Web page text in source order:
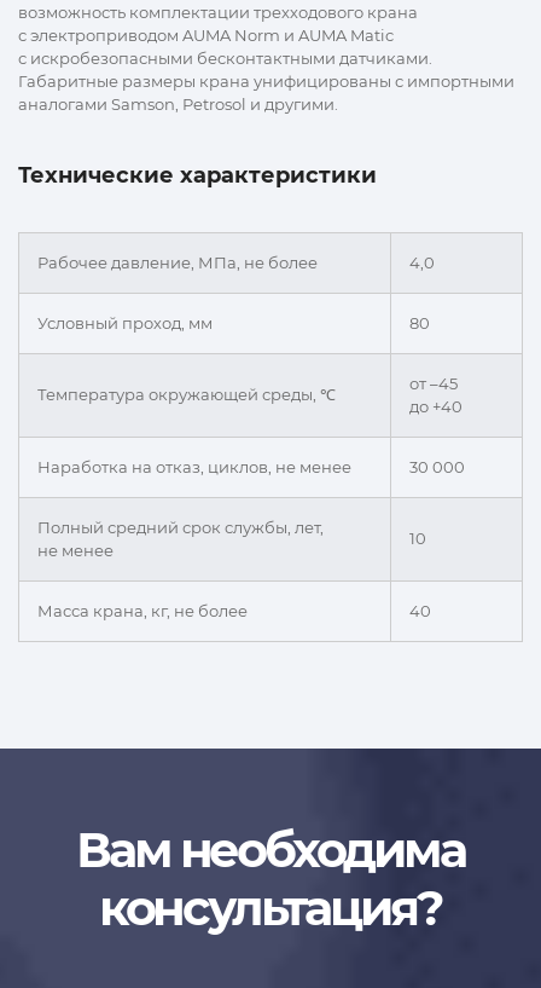
возможность комплектации трехходового крана
с электроприводом AUMA Norm и AUMA Matic
с искробезопасными бесконтактными датчиками.
Габаритные размеры крана унифицированы с импортными
аналогами Samson, Petrosol и другими.
Технические характеристики
Рабочее давление, МПа, не более 4,0
Условный проход, мм 80
Температура окружающей среды, ℃
от –45
до +40
Наработка на отказ, циклов, не менее 30 000
Полный средний срок службы, лет,
не менее
10
Масса крана, кг, не более 40
Вам необходима
консультация?